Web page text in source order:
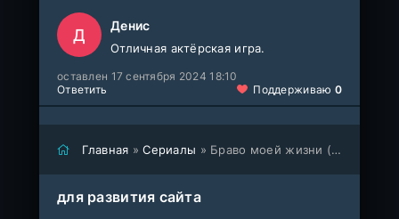
Д Денис
Отличная актёрская игра.
оставлен 17 сентября 2024 18:10
Ответить
Поддерживаю 0
Главная »Сериалы » Браво моей жизни (сериал 2022)
для развития сайта